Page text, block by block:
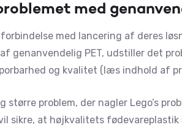
med
forbindelse med lancering af deres
genanvendelig PET, udstiller det
og kvalitet (læs indhold af
større problem, der nagler Lego’s
sikre, at højkvalitets